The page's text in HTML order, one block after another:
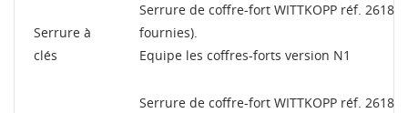
Serrure à
clés
Serrure de coffre-fort WITTKOPP réf. 2618
fournies).
Equipe les coffres-forts version N1
Serrure de coffre-fort WITTKOPP réf. 2618